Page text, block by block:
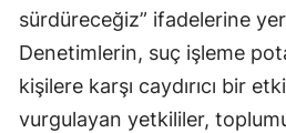
sürdüreceğiz” ifadelerine
Denetimlerin, suç işleme
kişilere karşı caydırıcı bir
vurgulayan yetkililer,